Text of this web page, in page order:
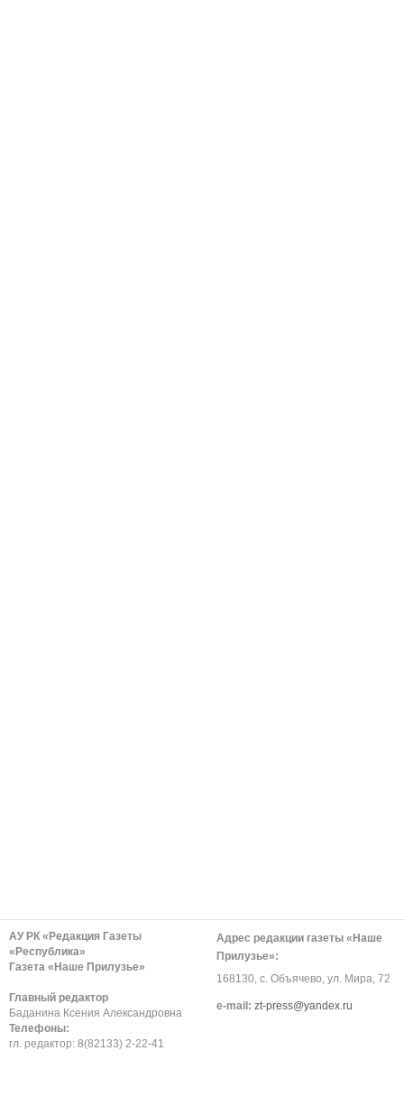
АУ РК «Редакция Газеты
«Республика»
Газета «Наше Прилузье»
Главный редактор
Баданина Ксения Александровна
Телефоны:
гл. редактор: 8(82133) 2-22-41
Адрес редакции газеты «Наше
Прилузье»:
168130, с. Объячево, ул. Мира, 72
е-mail: zt-press@yandex.ru